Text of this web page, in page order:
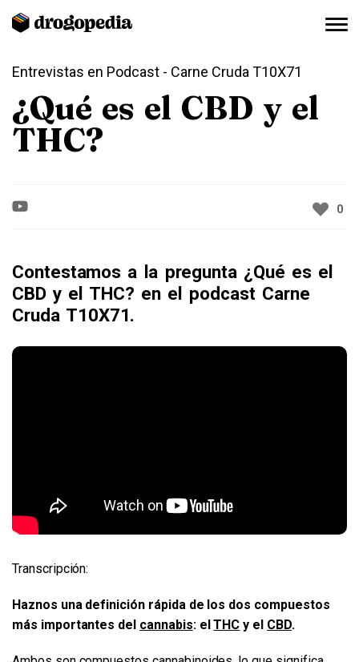
Entrevistas en Podcast - Carne Cruda T10X71
¿Qué es el CBD y el
THC?
0
Contestamos a la pregunta ¿Qué es el
CBD y el THC? en el podcast Carne
Cruda T10X71.
Transcripción:
Haznos una definición rápida de los dos compuestos
más importantes del cannabis: elTHC y el CBD.